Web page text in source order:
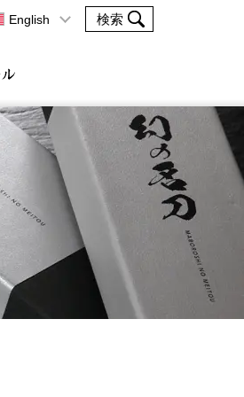
English